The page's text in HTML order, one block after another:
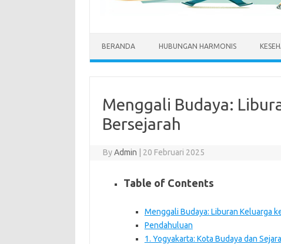
BERANDA HUBUNGAN HARMONIS
Menggali Budaya:
Bersejarah
ByAdmin 20 Februari 2025
Table of Contents
Menggali Budaya: Liburan Keluarga
Pendahuluan
1. Yogyakarta: Kota Budaya dan